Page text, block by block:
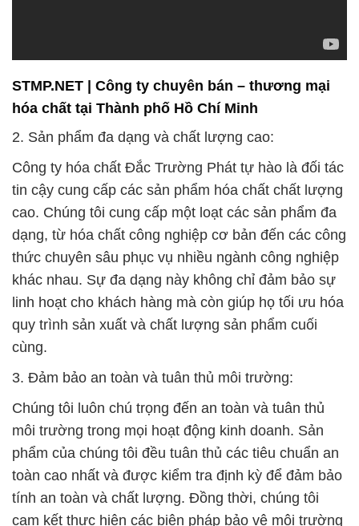
3. Đảm bảo an toàn và tuân thủ môi trường:
Chúng tôi luôn chú trọng đến an toàn và tuân thủ
môi trường trong mọi hoạt động kinh doanh. Sản
phẩm của chúng tôi đều tuân thủ các tiêu chuẩn an
toàn cao nhất và được kiểm tra định kỳ để đảm bảo
tính an toàn và chất lượng. Đồng thời, chúng tôi
cam kết thực hiện các biện pháp bảo vệ môi trường
để góp phần vào sự bền vững của ngành công
nghiệp.
4. Dịch vụ hỗ trợ khách hàng:
Công ty hóa chất Đắc Trường Phát không chỉ cung
cấp sản phẩm mà còn mang đến dịch vụ hỗ trợ
khách hàng chuyên nghiệp. Đội ngũ nhân viên nhiệt
tình và giàu kinh nghiệm của chúng tôi sẽ luôn sẵn
sàng đáp ứng mọi yêu cầu của khách hàng, từ tư
vấn kỹ thuật đến hỗ trợ về sản phẩm. Chúng tôi
hiểu rằng sự hài lòng của khách hàng là chìa khóa
quan trọng cho sự thành công của chúng tôi.
5. Cam kết chất lượng và dài hạn: